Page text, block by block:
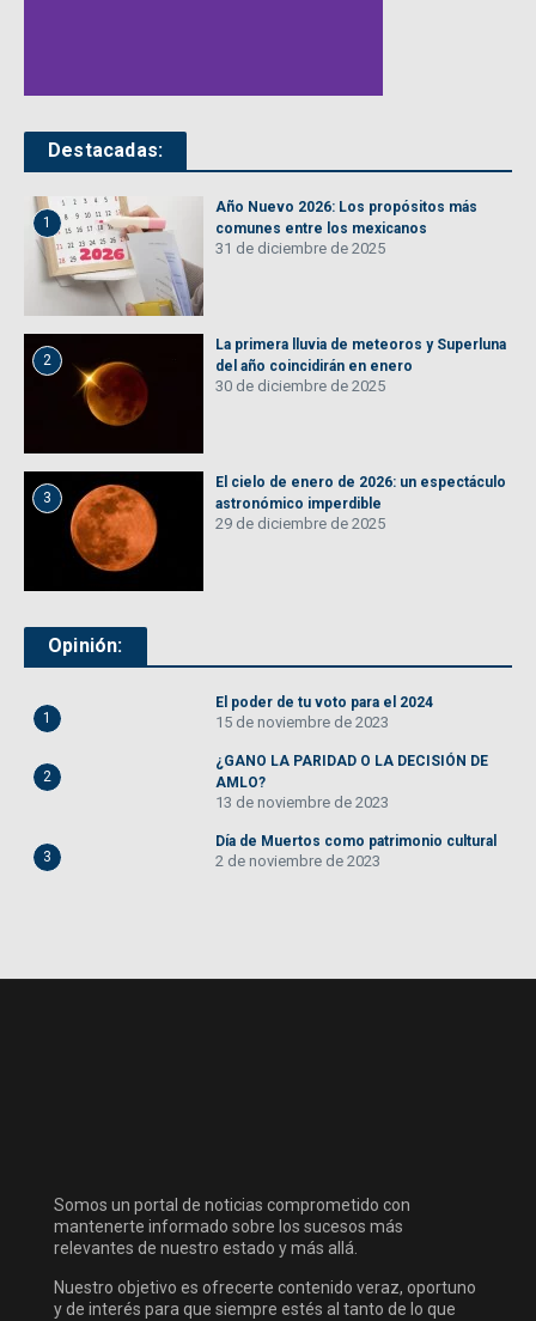
Destacadas:
1
Año Nuevo 2026: Los propósitos más
comunes entre los mexicanos
31 de diciembre de 2025
2
La primera lluvia de meteoros y Superluna
del año coincidirán en enero
30 de diciembre de 2025
3
El cielo de enero de 2026: un espectáculo
astronómico imperdible
29 de diciembre de 2025
Opinión:
1
El poder de tu voto para el 2024
15 de noviembre de 2023
2
¿GANO LA PARIDAD O LA DECISIÓN DE
AMLO?
13 de noviembre de 2023
3
Día de Muertos como patrimonio cultural
2 de noviembre de 2023
Somos un portal de noticias comprometido con
mantenerte informado sobre los sucesos más
relevantes de nuestro estado y más allá.
Nuestro objetivo es ofrecerte contenido veraz, oportuno
y de interés para que siempre estés al tanto de lo que